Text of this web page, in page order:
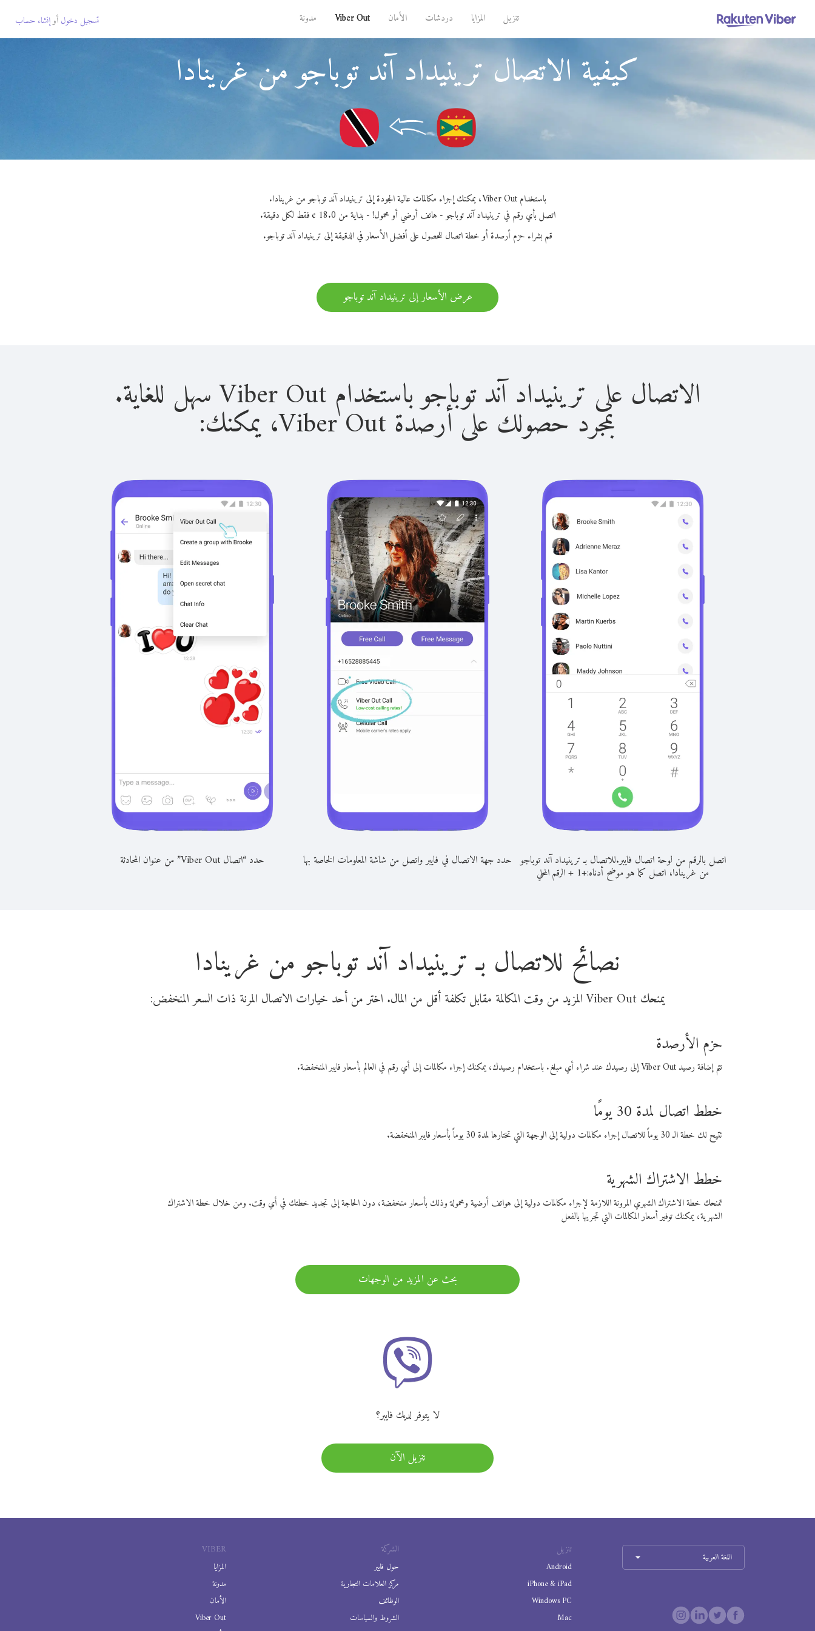
تنزيل المزايا دردشات الأمان Viber Out مدونة تسجيل دخول أوإنشاء حساب
كيفية الاتصال ترينيداد آند توباجو من غرينادا
باستخدام Viber Out، يمكنك إجراء مكالمات عالية الجودة إلى ترينيداد آند توباجو من غرينادا.
اتصل بأي رقم في ترينيداد آند توباجو - هاتف أرضي أو محمول! - بداية من 18.0 ¢ فقط لكل دقيقة.
قم بشراء حزم أرصدة أو خطة اتصال للحصول على أفضل الأسعار في الدقيقة إلى ترينيداد آند توباجو.
عرض الأسعار إلى ترينيداد آند توباجو
الاتصال على ترينيداد آند توباجو باستخدام Viber Out سهل للغاية.
بمجرد حصولك على أرصدة Viber Out، يمكنك:
اتصل بالرقم من لوحة اتصال فايبر.للاتصال بـ ترينيداد آند توباجو
من غرينادا، اتصل كما هو موضح أدناه:+
1
+الرقم المحلي
حدد جهة الاتصال في فايبر واتصل من شاشة المعلومات الخاصة بها حدد “اتصال Viber Out” من عنوان المحادثة
نصائح للاتصال بـ ترينيداد آند توباجو من غرينادا
يمنحك Viber Out المزيد من وقت المكالمة مقابل تكلفة أقل من المال. اختر من أحد خيارات الاتصال المرنة ذات السعر المنخفض:
حزم الأرصدة
تتم إضافة رصيد Viber Out إلى رصيدك عند شراء أي مبلغ. باستخدام رصيدك، يمكنك إجراء مكالمات إلى أي رقم في العالم بأسعار فايبر المنخفضة.
خطط اتصال لمدة 30 يومًا
تتيح لك خطة الـ 30 يوماً للاتصال إجراء مكالمات دولية إلى الوجهة التي تختارها لمدة 30 يوماً بأسعار فايبر المنخفضة.
خطط الاشتراك الشهرية
تمنحك خطة الاشتراك الشهري المرونة اللازمة لإجراء مكالمات دولية إلى هواتف أرضية ومحمولة وذلك بأسعار منخفضة، دون الحاجة إلى تجديد خطتك في أي وقت. ومن خلال خطة الاشتراك
الشهرية، يمكنك توفير أسعار المكالمات التي تجريها بالفعل
بحث عن المزيد من الوجهات
لا يتوفر لديك فايبر؟
تنزيل الآن
VIBER
المزايا
مدونة
الأمان
Viber Out
الشركة
حول فايبر
مركز العلامات التجارية
الوظائف
الشروط والسياسات
تنزيل
Android
iPhone & iPad
Windows PC
Mac
اللغة العربية